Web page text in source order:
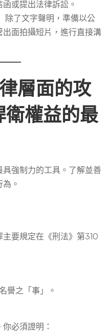
或提出法律訴訟。
除了文字聲明，準備以公
面拍攝短片，進行直接溝
層面的攻
權益的最
強制力的工具。了解並善
。
要規定在《刑法》第310
譽之「事」。
必須證明：